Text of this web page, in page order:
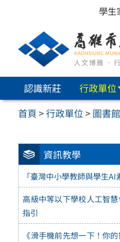
內
學生
認識新莊 行政單位
首頁>行政單位> 圖書館
資訊教學
「臺灣中小學教師與學生AI
高級中等以下學校人工智
指引
《滑手機前先想一下！你